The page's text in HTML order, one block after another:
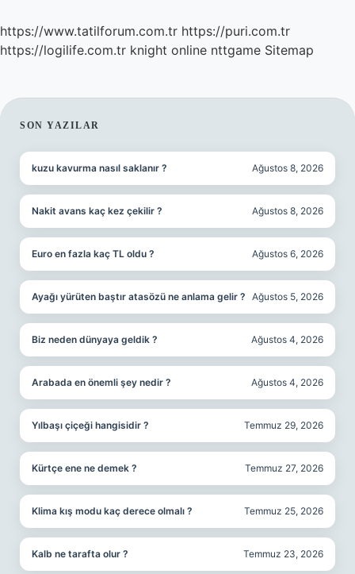
https://www.tatilforum.com.tr https://puri.com.tr
https://logilife.com.tr knight online nttgame Sitemap
SIDEBAR
SON YAZILAR
kuzu kavurma nasıl saklanır ? Ağustos 8, 2026
Nakit avans kaç kez çekilir ? Ağustos 8, 2026
Euro en fazla kaç TL oldu ? Ağustos 6, 2026
Ayağı yürüten baştır atasözü ne anlama gelir ? Ağustos 5, 2026
Biz neden dünyaya geldik ? Ağustos 4, 2026
Arabada en önemli şey nedir ? Ağustos 4, 2026
Yılbaşı çiçeği hangisidir ? Temmuz 29, 2026
Kürtçe ene ne demek ? Temmuz 27, 2026
Klima kış modu kaç derece olmalı ? Temmuz 25, 2026
Kalb ne tarafta olur ? Temmuz 23, 2026